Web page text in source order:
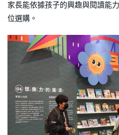
家長能依據孩子的興趣與閱讀能
位選購。